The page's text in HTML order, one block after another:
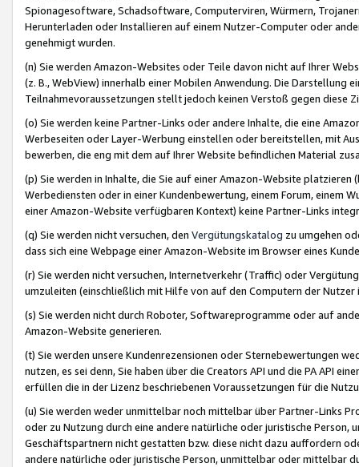
Spionagesoftware, Schadsoftware, Computerviren, Würmern,
Herunterladen oder Installieren auf einem Nutzer-Computer oder
genehmigt wurden.
(n) Sie werden Amazon-Websites oder Teile davon nicht auf Ihrer
(z. B., WebView) innerhalb einer Mobilen Anwendung. Die Darstellung
Teilnahmevoraussetzungen stellt jedoch keinen Verstoß gegen diese
(o) Sie werden keine Partner-Links oder andere Inhalte, die eine
Werbeseiten oder Layer-Werbung einstellen oder bereitstellen, mit
bewerben, die eng mit dem auf Ihrer Website befindlichen Material
(p) Sie werden in Inhalte, die Sie auf einer Amazon-Website
Werbediensten oder in einer Kundenbewertung, einem Forum, einem
einer Amazon-Website verfügbaren Kontext) keine Partner-Links
(q) Sie werden nicht versuchen, den Vergütungskatalog zu umgehen
dass sich eine Webpage einer Amazon-Website im Browser eines
(r) Sie werden nicht versuchen, Internetverkehr (Traffic) oder
umzuleiten (einschließlich mit Hilfe von auf den Computern der
(s) Sie werden nicht durch Roboter, Softwareprogramme oder auf
Amazon-Website generieren.
(t) Sie werden unsere Kundenrezensionen oder Sternebewertungen
nutzen, es sei denn, Sie haben über die Creators API und die PA API
erfüllen die in der Lizenz beschriebenen Voraussetzungen für die
(u) Sie werden weder unmittelbar noch mittelbar über Partner-Links
oder zu Nutzung durch eine andere natürliche oder juristische
Geschäftspartnern nicht gestatten bzw. diese nicht dazu auffordern
andere natürliche oder juristische Person, unmittelbar oder mittelbar